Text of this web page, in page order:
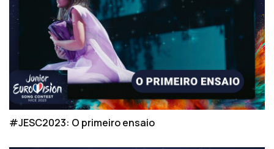
#JESC2023: O primeiro ensaio